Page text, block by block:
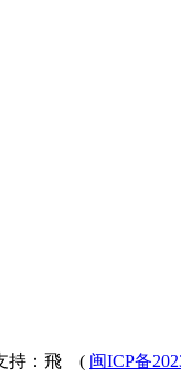
持：飛 ( 闽ICP备